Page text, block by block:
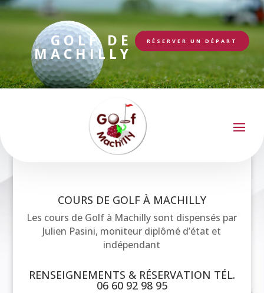
GOLF DE
MACHILLY
RÉSERVER UN DÉPART
COURS DE GOLF À MACHILLY
Les cours de Golf à Machilly sont dispensés par
Julien Pasini, moniteur diplômé d’état et
indépendant
RENSEIGNEMENTS & RÉSERVATION TÉL.
06 60 92 98 95